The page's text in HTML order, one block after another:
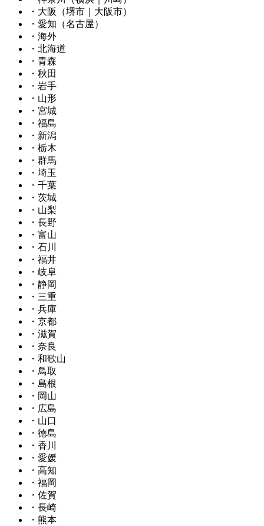
・大阪（堺市｜大阪市）
・愛知（名古屋）
・海外
・北海道
・青森
・秋田
・岩手
・山形
・宮城
・福島
・新潟
・栃木
・群馬
・埼玉
・千葉
・茨城
・山梨
・長野
・富山
・石川
・福井
・岐阜
・静岡
・三重
・兵庫
・京都
・滋賀
・奈良
・和歌山
・鳥取
・島根
・岡山
・広島
・山口
・徳島
・香川
・愛媛
・高知
・福岡
・佐賀
・長崎
・熊本